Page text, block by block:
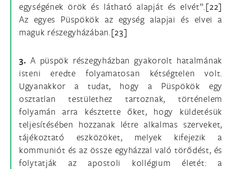
egységének örök és látható alapját és elvét”.[22]
Az egyes Püspökök az egység alapjai és elvei a
maguk részegyházában.[23]
3. A püspök részegyházban gyakorolt hatalmának
isteni eredte folyamatosan kétségtelen volt.
Ugyanakkor a tudat, hogy a Püspökök egy
osztatlan testülethez tartoznak, történelem
folyamán arra késztette őket, hogy küldetésük
teljesítésében hozzanak létre alkalmas szerveket,
tájékoztató eszközöket, melyek kifejezik a
kommuniót és az össze egyházzal való törődést, és
folytatják az apostoli kollégium életét: a